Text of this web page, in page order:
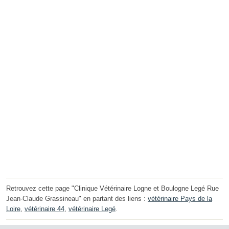
Retrouvez cette page "Clinique Vétérinaire Logne et Boulogne Legé Rue
Jean-Claude Grassineau" en partant des liens : vétérinaire Pays de la
Loire vétérinaire 44 vétérinaire Legé